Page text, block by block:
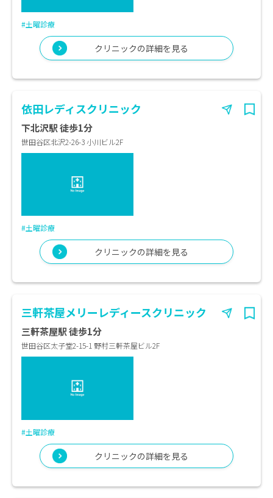
#土曜診療
クリニックの詳細を見る
依田レディスクリニック
下北沢駅 徒歩1分
世田谷区北沢2-26-3 小川ビル2F
#土曜診療
クリニックの詳細を見る
三軒茶屋メリーレディースクリニック
三軒茶屋駅 徒歩1分
世田谷区太子堂2-15-1 野村三軒茶屋ビル2F
#土曜診療
クリニックの詳細を見る